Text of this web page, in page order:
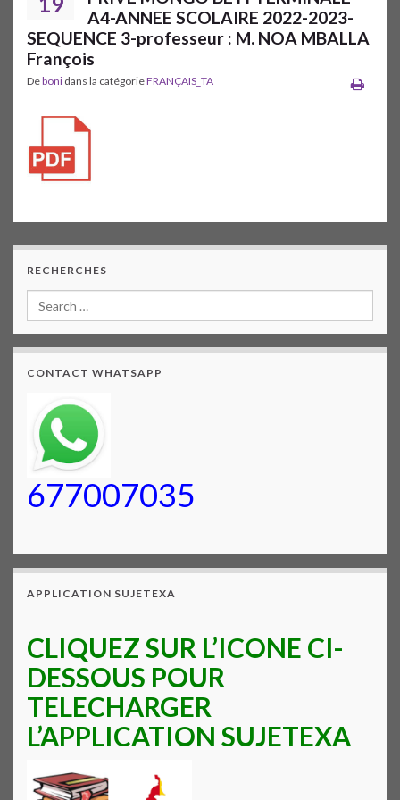
A4-ANNEE SCOLAIRE 2022-2023-
SEQUENCE 3-professeur : M. NOA MBALLA
François
Deboni dans la catégorieFRANÇAIS_TA
RECHERCHES
CONTACT WHATSAPP
677007035
APPLICATION SUJETEXA
CLIQUEZ SUR L’ICONE CI-
DESSOUS POUR
TELECHARGER
L’APPLICATION SUJETEXA